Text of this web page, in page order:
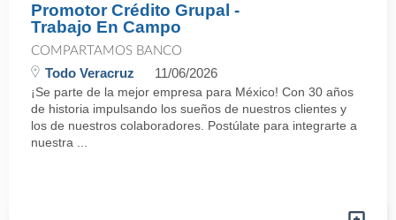
Promotor Crédito Grupal -
Trabajo En Campo
COMPARTAMOS BANCO
Todo Veracruz 11/06/2026
¡Se parte de la mejor empresa para México! Con 30 años
de historia impulsando los sueños de nuestros clientes y
los de nuestros colaboradores. Postúlate para integrarte a
nuestra ...